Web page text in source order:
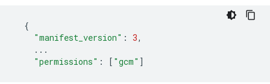
{
"manifest_version" : 3,
...
"permissions" : [ "gcm" ]